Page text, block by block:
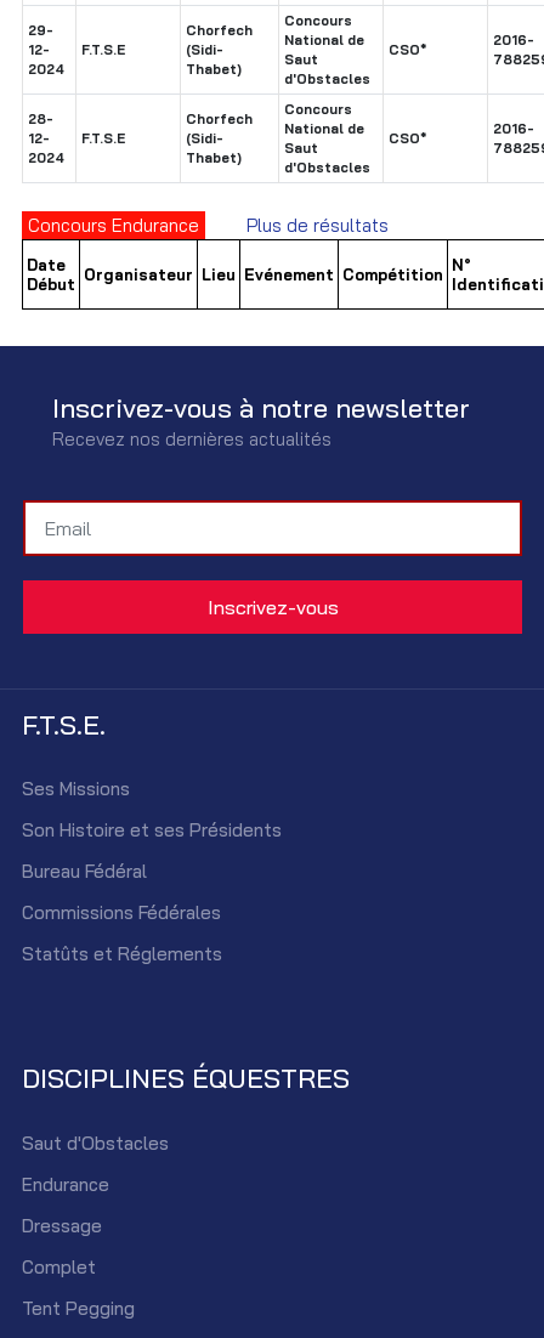
29-
12-
2024
F.T.S.E
Chorfech
(Sidi-
Thabet)
Concours
National de
Saut
d'Obstacles
CSO*
2016-
28-
12-
2024
F.T.S.E
Chorfech
(Sidi-
Thabet)
Concours
National de
Saut
d'Obstacles
CSO*
2016-
Concours Endurance Plus de résultats
Date
Début Organisateur Lieu Evénement Compétition N°
Inscrivez-vous à notre newsletter
Recevez nos dernières actualités
F.T.S.E.
Ses Missions
Son Histoire et ses Présidents
Bureau Fédéral
Commissions Fédérales
Statûts et Réglements
DISCIPLINES ÉQUESTRES
Saut d'Obstacles
Endurance
Dressage
Complet
Tent Pegging